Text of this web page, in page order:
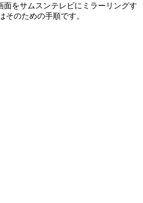
面をサムスンテレビにミラーリングす
そのための手順です。